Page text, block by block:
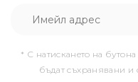
* С натискането на
бъдат съхранявани и